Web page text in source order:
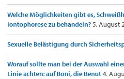
Welche Möglichkeiten gibt es,
Iontophorese zu behandeln?5. August
Sexuelle Belästigung durch
Worauf sollte man bei der Auswahl
Linie achten: auf Boni, die Benut4.